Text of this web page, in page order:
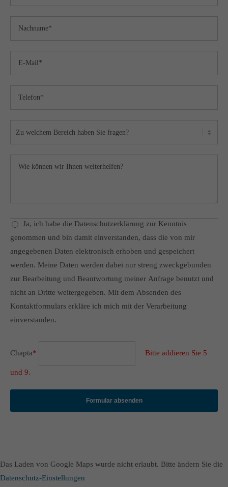
Ja, ich habe die Datenschutzerklärung zur Kenntnis
genommen und bin damit einverstanden, dass die von mir
angegebenen Daten elektronisch erhoben und gespeichert
werden. Meine Daten werden dabei nur streng zweckgebunden
zur Bearbeitung und Beantwortung meiner Anfrage benutzt und
nicht an Dritte weitergegeben. Mit dem Absenden des
Kontaktformulars erkläre ich mich mit der Verarbeitung
einverstanden.
Chapta* Bitte addieren Sie 5
und 9.
Formular absenden
Das Laden von Google Maps wurde nicht erlaubt. Bitte ändern Sie die
Datenschutz-Einstellungen